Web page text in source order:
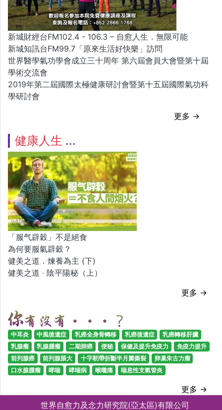
新城財經台FM102.4 - 106.3 – 自愈人生．無限可能
新城知訊台FM99.7「原來生活好快樂」訪問
世界醫學氣功學會成立三十周年 第六屆會員大會暨第十屆
學術交流會
2019年第二屆國際太極健康研討會暨第十五屆國際氣功科
學研討會
更多 →
健康人生
「服气辟穀」不是絕食
為何要服氣辟穀？
健美之道．煉養為主 (下)
健美之道 ‧ 陰平陽秘（上）
更多 →
中耳炎 中風後遺症 乳癌全身骨轉移 乳癌後遺症
乳癌轉移肝臟
乳腺瘤
乳腺腫瘤 二期肺癌 便秘 保健及提升免疫力
免疫力提升
前列腺癌
前列腺脹大 十字靭帶折斷半月瓣撕裂
卵巢朱古力瘤
口水腺腫瘤
哮喘 哮喘病 喉嚨痛 喘息性支氣管炎
更多 →
世界自愈力及念力研究院(亞太區)有限公司